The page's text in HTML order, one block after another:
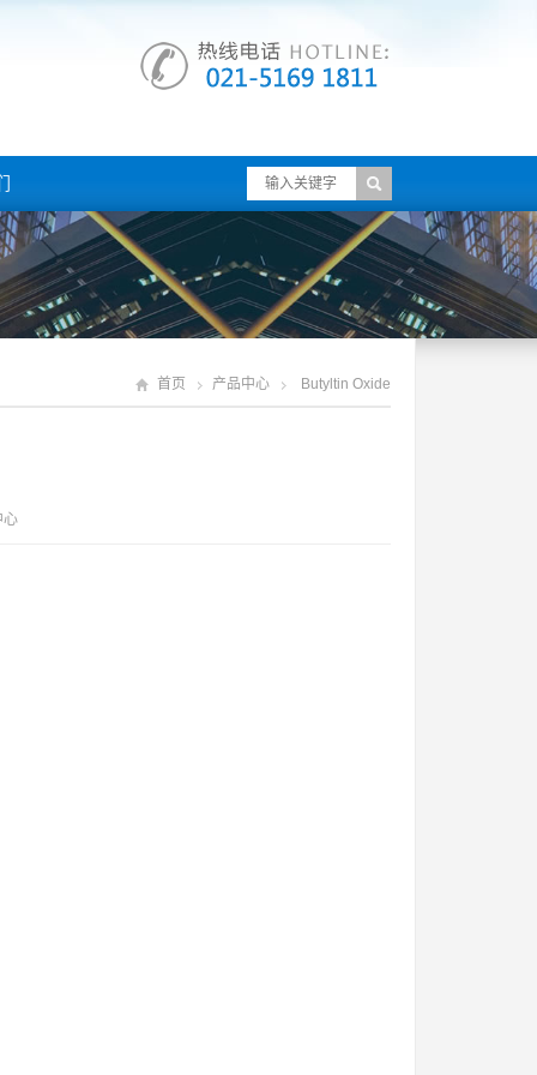
首页 产品中心 Butyltin Oxide
心